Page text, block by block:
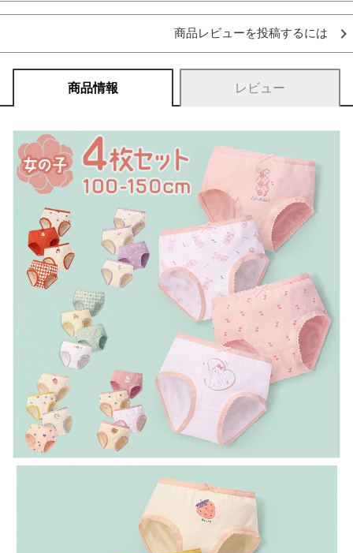
商品レビューを投稿するには
商品情報 レビュー